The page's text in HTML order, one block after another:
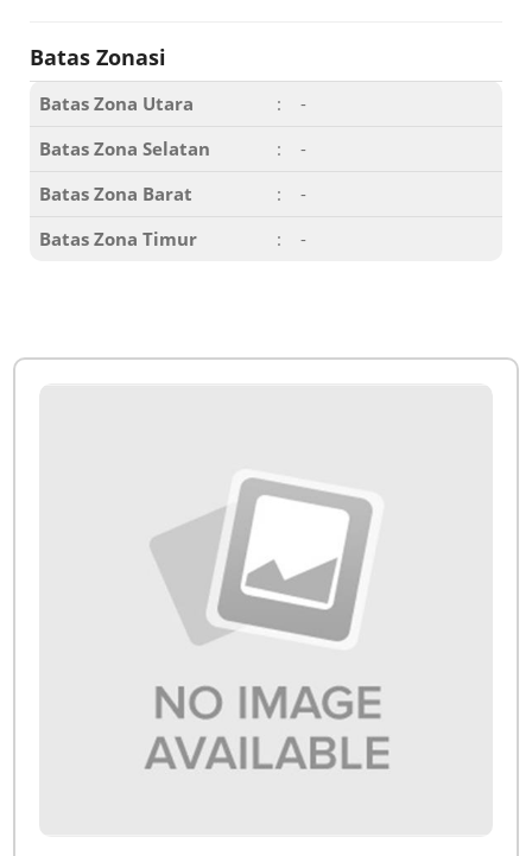
Batas Zonasi
Batas Zona Utara :
-
Batas Zona Selatan
:
-
Batas Zona Barat
:
-
Batas Zona Timur
: -